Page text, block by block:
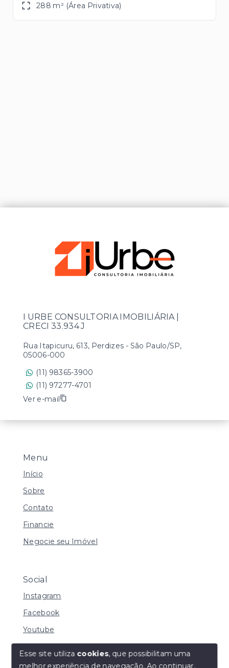
288 m² (Área Privativa)
Menu
Início
Sobre
Contato
Financie
Negocie seu Imóvel
Social
Instagram
Facebook
Youtube
I URBE CONSULTORIA IMOBILIÁRIA |
CRECI 33.934 J
Rua Itapicuru, 613, Perdizes - São Paulo/SP,
05006-000
(11) 98365-3900
(11) 97277-4701
Ver e-mail
Esse site utiliza cookies, que possibilitam uma
melhor experiência de navegação.Ao continuar,